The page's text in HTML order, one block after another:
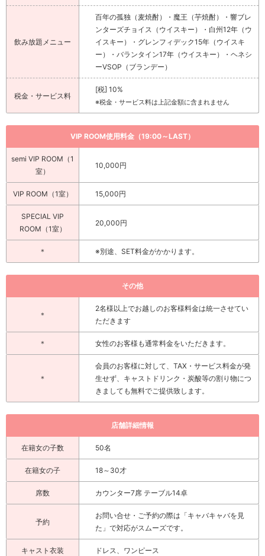
飲み放題メニュー
百年の孤独（麦焼酎）・魔王（芋焼酎）・響ブレ
ンターズチョイス（ウイスキー）・白州12年（ウ
イスキー）・グレンフィデック15年（ウイスキ
ー）・バランタイン17年（ウイスキー）・ヘネシ
ーVSOP（ブランデー）
税金・サービス料
[税] 10%
※税金・サービス料は上記金額に含まれません
VIP ROOM使用料金（19:00～LAST）
semi VIP ROOM（1
室）
10,000円
VIP ROOM（1室） 15,000円
SPECIAL VIP
ROOM（1室）
20,000円
＊ ※別途、SET料金がかかります。
その他
＊
2名様以上でお越しのお客様料金は統一させてい
ただきます
＊ 女性のお客様も通常料金をいただきます。
＊
会員のお客様に対して、TAX・サービス料金が発
生せず、キャストドリンク・炭酸等の割り物につ
きましても無料でご提供致します。
店舗詳細情報
在籍女の子数 50名
在籍女の子 18～30才
席数 カウンター7席 テーブル14卓
予約
お問い合せ・ご予約の際は「キャバキャバを見
た」で対応がスムーズです。
キャスト衣装 ドレス、ワンピース